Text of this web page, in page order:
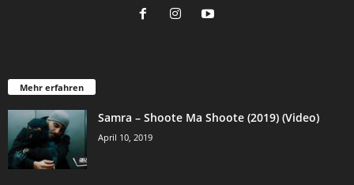
Mehr erfahren
Samra – Shoote Ma Shoote (2019) (Video)
April 10, 2019